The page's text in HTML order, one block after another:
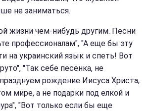
не заниматься.
жизни чем-нибудь другим. Песни
профессионалам", "А еще бы эту
на украинский язык и спеть! Вот
"Так себе песенка, не
рождение Иисуса Христа,
мире, а не подарки под елкой и
"Вот только если бы еще